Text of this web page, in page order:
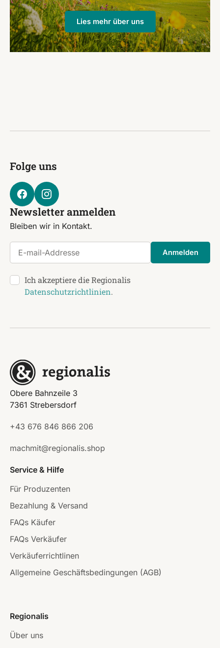
Lies mehr über uns
Folge uns
Newsletter anmelden
Bleiben wir in Kontakt.
Anmelden
Ich akzeptiere die Regionalis
Datenschutzrichtlinien.
Obere Bahnzeile 3
7361 Strebersdorf
+43 676 846 866 206
machmit@regionalis.shop
Service & Hilfe
Für Produzenten
Bezahlung & Versand
FAQs Käufer
FAQs Verkäufer
Verkäuferrichtlinen
Allgemeine Geschäftsbedingungen (AGB)
Regionalis
Über uns